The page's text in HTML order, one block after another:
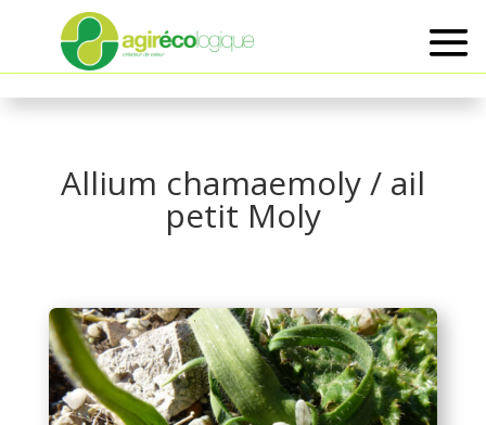
Allium chamaemoly / ail
petit Moly